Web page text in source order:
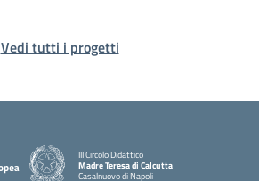
Vedi tutti i progetti
III Circolo Didattico
Madre Teresa di Calcutta
Casalnuovo di Napoli